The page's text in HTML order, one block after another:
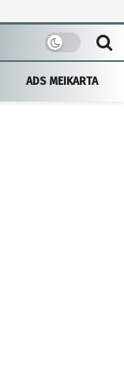
ADS MEIKARTA